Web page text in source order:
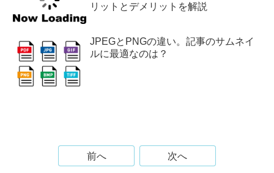
リットとデメリットを解説
JPEGとPNGの違い。記事のサムネイ
ルに最適なのは？
前へ 次へ